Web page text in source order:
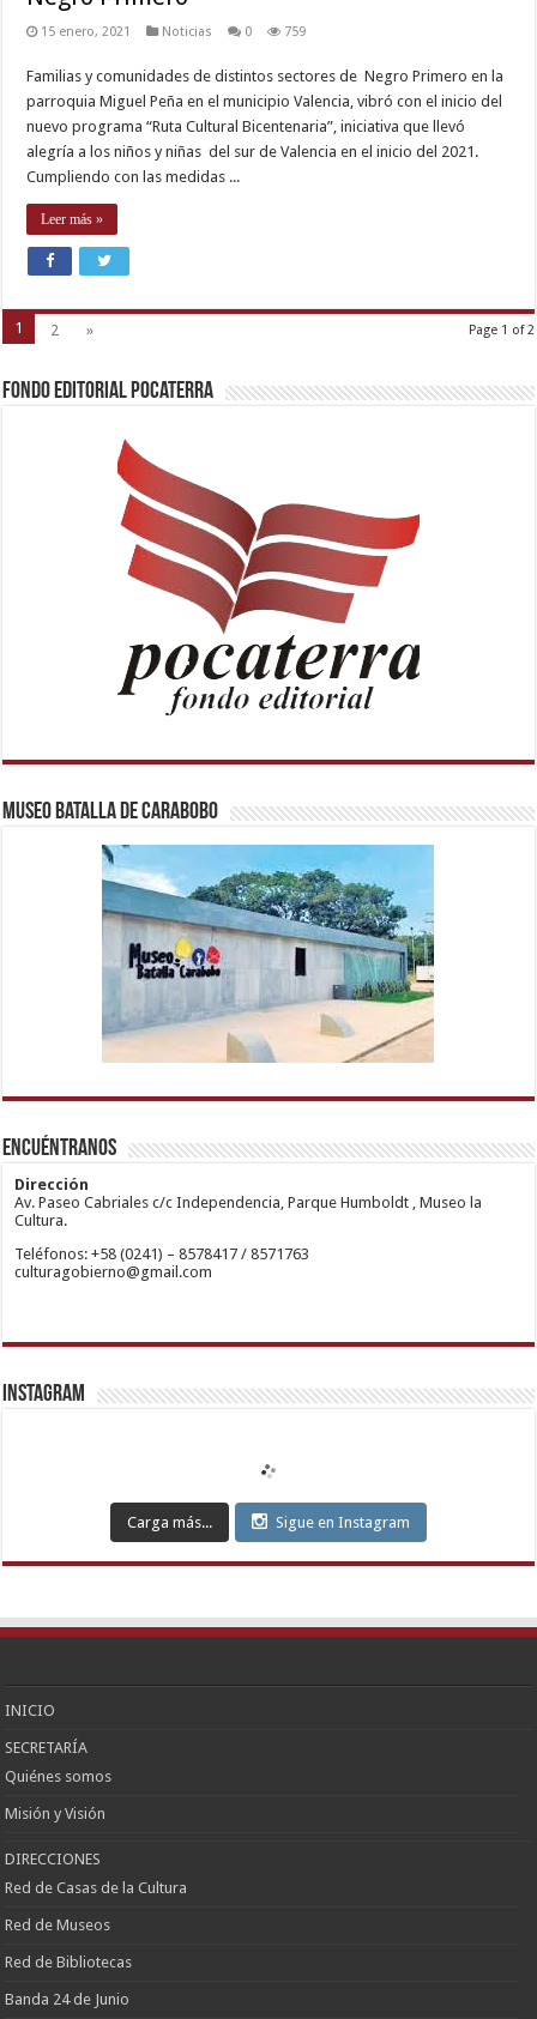
15 enero, 2021 Noticias 0 759
Familias y comunidades de distintos sectores de Negro Primero en la
parroquia Miguel Peña en el municipio Valencia, vibró con el inicio del
nuevo programa “Ruta Cultural Bicentenaria”, iniciativa que llevó
alegría a los niños y niñas del sur de Valencia en el inicio del 2021.
Cumpliendo con las medidas ...
Leer más »
Page 1 of 2
1 2 »
Fondo Editorial Pocaterra
Museo Batalla de Carabobo
1xbetm.info
mariobet
restbetcdn.com
https://mvbcasino.com/
deneme
siteler
Kadıköy
Escort
Yakası
Escort
Kadıköy
Ataşehir
Escort
Escort
Escort
Kurtköy
Escort
Kızılay
Escort
Keçiören
Escort
Encuéntranos
Dirección
Av. Paseo Cabriales c/c Independencia, Parque Humboldt , Museo la
Cultura.
Teléfonos: +58 (0241) – 8578417 / 8571763
culturagobierno@gmail.com
Instagram
Carga más... Sigue en Instagram
INICIO
SECRETARÍA
Quiénes somos
Misión y Visión
DIRECCIONES
Red de Casas de la Cultura
Red de Museos
Red de Bibliotecas
Banda 24 de Junio